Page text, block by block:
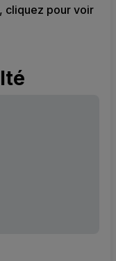
cliquez pour voir